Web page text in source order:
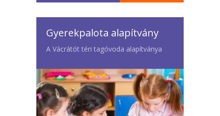
Gyerekpalota alapítvány
A Vácrátót téri tagóvoda alapítványa